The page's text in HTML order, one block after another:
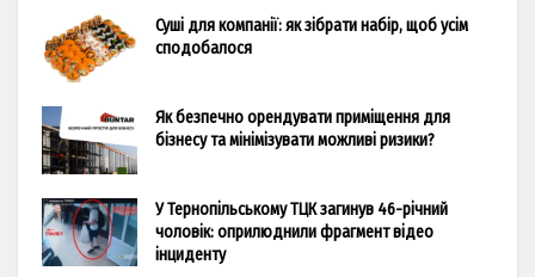
Суші для компанії: як зібрати набір, щоб усім
сподобалося
Як безпечно орендувати приміщення для
бізнесу та мінімізувати можливі ризики?
У Тернопільському ТЦК загинув 46-річний
чоловік: оприлюднили фрагмент відео
інциденту